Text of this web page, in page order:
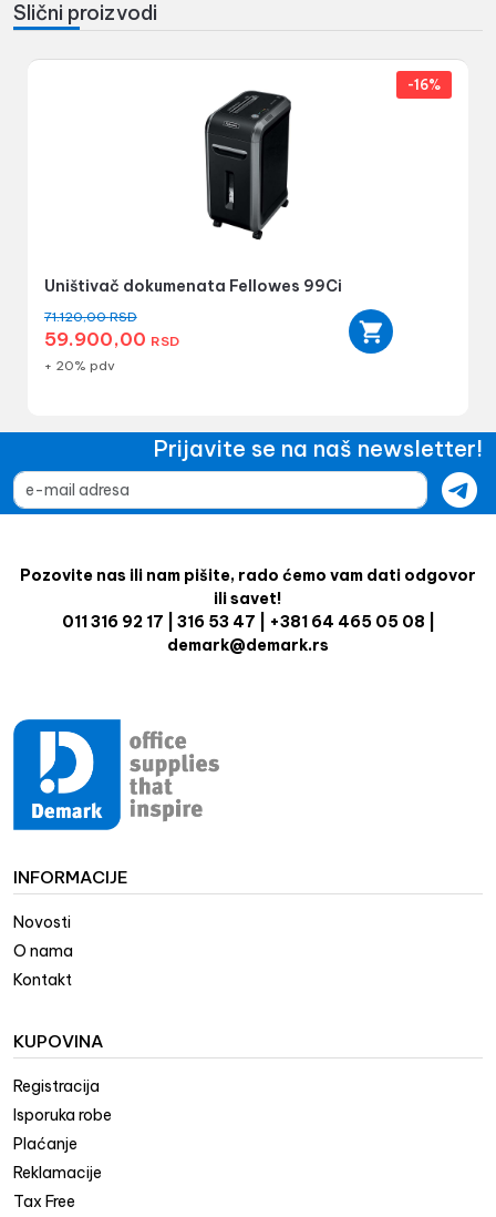
Slični proizvodi
Uništivač dokumenata Fellowes 99Ci
71.120,00RSD
59.900,00 RSD
-16%
+ 20% pdv
Prijavite se na naš newsletter!
Pozovite nas ili nam pišite, rado ćemo vam dati odgovor
ili savet!
011 316 92 17 | 316 53 47 | +381 64 465 05 08 |
demark@demark.rs
INFORMACIJE
Novosti
O nama
Kontakt
KUPOVINA
Registracija
Isporuka robe
Plaćanje
Reklamacije
Tax Free